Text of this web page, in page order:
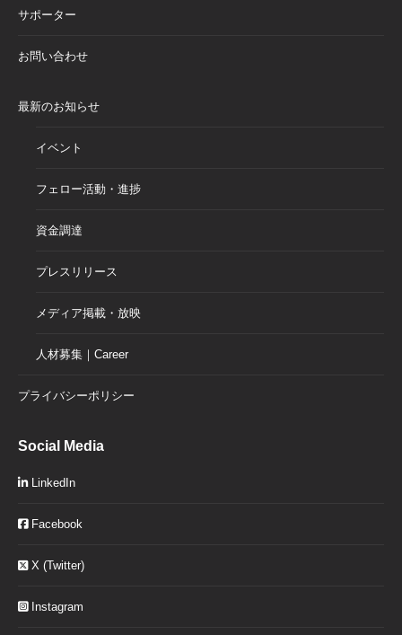
サポーター
お問い合わせ
最新のお知らせ
イベント
フェロー活動・進捗
資金調達
プレスリリース
メディア掲載・放映
人材募集｜Career
プライバシーポリシー
Social Media
LinkedIn
Facebook
X (Twitter)
Instagram